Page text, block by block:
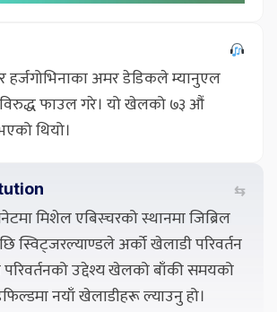
हर्जगोभिनाका अमर डेडिकले म्यानुएल
फाउल गरे। यो खेलको ७३ औं
थियो।
⇆
मिशेल एबिस्चरको स्थानमा जिब्रिल
स्विट्जरल्याण्डले अर्को खेलाडी परिवर्तन
परिवर्तनको उद्देश्य खेलको बाँकी समयको
नयाँ खेलाडीहरू ल्याउनु हो।